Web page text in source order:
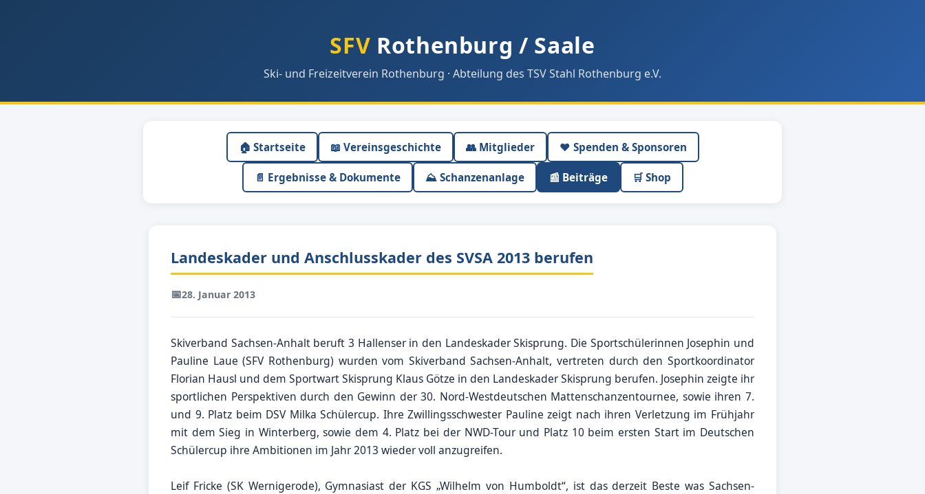
SFV Rothenburg / Saale
Ski- und Freizeitverein Rothenburg · Abteilung des TSV Stahl Rothenburg e.V.
🏠 Startseite 📖 Vereinsgeschichte 👥 Mitglieder ❤️ Spenden & Sponsoren
📄 Ergebnisse & Dokumente ⛰ Schanzenanlage 📰 Beiträge 🛒 Shop
Landeskader und Anschlusskader des SVSA 2013 berufen
📅28. Januar 2013
Skiverband Sachsen-Anhalt beruft 3 Hallenser in den Landeskader Skisprung. Die Sportschülerinnen Josephin und
Pauline Laue (SFV Rothenburg) wurden vom Skiverband Sachsen-Anhalt, vertreten durch den Sportkoordinator
Florian Hausl und dem Sportwart Skisprung Klaus Götze in den Landeskader Skisprung berufen. Josephin zeigte ihr
sportlichen Perspektiven durch den Gewinn der 30. Nord-Westdeutschen Mattenschanzentournee, sowie ihren 7.
und 9. Platz beim DSV Milka Schülercup. Ihre Zwillingsschwester Pauline zeigt nach ihren Verletzung im Frühjahr
mit dem Sieg in Winterberg, sowie dem 4. Platz bei der NWD-Tour und Platz 10 beim ersten Start im Deutschen
Schülercup ihre Ambitionen im Jahr 2013 wieder voll anzugreifen.
Leif Fricke (SK Wernigerode), Gymnasiast der KGS „Wilhelm von Humboldt“, ist das derzeit Beste was Sachsen-